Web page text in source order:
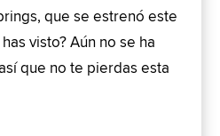
que se estrenó este
visto? Aún no se ha
que no te pierdas esta